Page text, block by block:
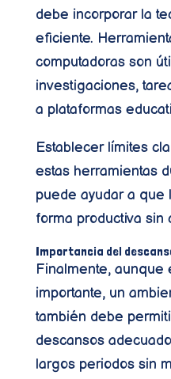
debe incorporar la
eficiente.
computadoras son
investigaciones,
a plataformas
Establecer límites
estas herramientas
puede ayudar a que
forma productiva sin
Importancia del
Finalmente, aunque
importante, un
también debe
descansos
largos periodos sin